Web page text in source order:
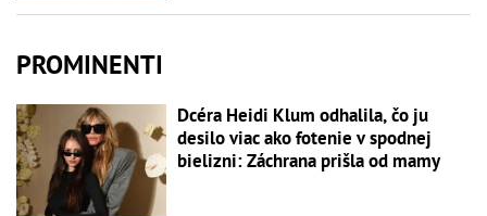
PROMINENTI
Dcéra Heidi Klum odhalila, čo ju
desilo viac ako fotenie v spodnej
bielizni: Záchrana prišla od mamy